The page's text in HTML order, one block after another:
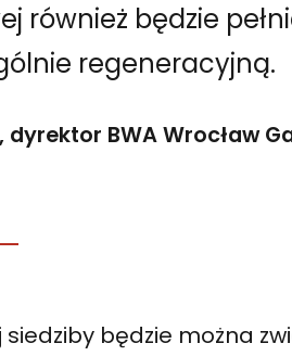
również będzie
regeneracyjną.
dyrektor BWA Wrocław
siedziby będzie można